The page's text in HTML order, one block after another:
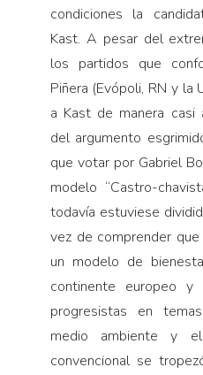
condiciones la
Kast. A pesar del
los partidos que
Piñera (Evópoli, RN y la
a Kast de manera casi
del argumento
que votar por Gabriel
modelo “Castro-
todavía estuviese
vez de comprender
un modelo de
continente europeo
progresistas en
medio ambiente y
convencional se